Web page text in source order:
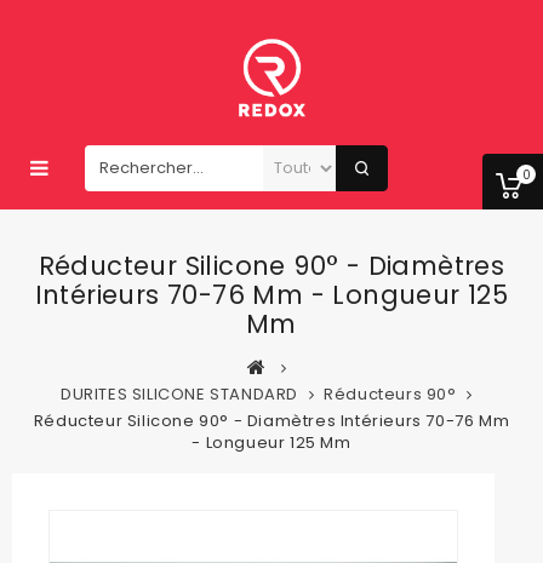
0
Réducteur Silicone 90° - Diamètres
Intérieurs 70-76 Mm - Longueur 125
Mm
DURITES SILICONE STANDARD
Réducteurs 90°
Réducteur Silicone 90° - Diamètres Intérieurs 70-76 Mm
- Longueur 125 Mm